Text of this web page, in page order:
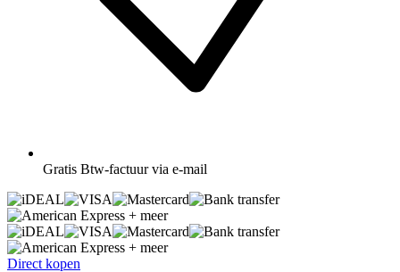
Gratis Btw-factuur via e-mail
+ meer
+ meer
Direct kopen